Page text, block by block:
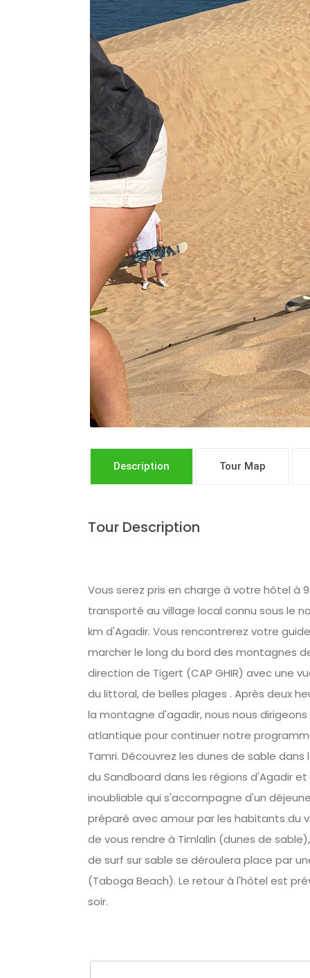
Description Tour Map
Tour Description
Vous serez pris en charge à votre hôtel à
transporté au village local connu sous le
km d'Agadir. Vous rencontrerez votre
marcher le long du bord des montagnes
direction de Tigert (CAP GHIR) avec une
du littoral, de belles plages . Après deux
la montagne d'agadir, nous nous
atlantique pour continuer notre
Tamri. Découvrez les dunes de sable
du Sandboard dans les régions d'Agadir
inoubliable qui s'accompagne d'un
préparé avec amour par les habitants du
de vous rendre à Timlalin (dunes de
de surf sur sable se déroulera place par
(Taboga Beach). Le retour à l'hôtel est
soir.